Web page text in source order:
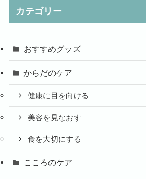
カテゴリー
おすすめグッズ
からだのケア
健康に目を向ける
美容を見なおす
食を大切にする
こころのケア